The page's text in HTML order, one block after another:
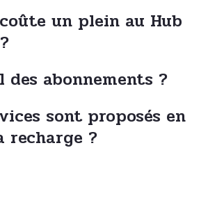
un plein au Hub
abonnements ?
sont proposés en
recharge ?